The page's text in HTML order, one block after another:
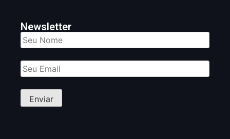
Newsletter